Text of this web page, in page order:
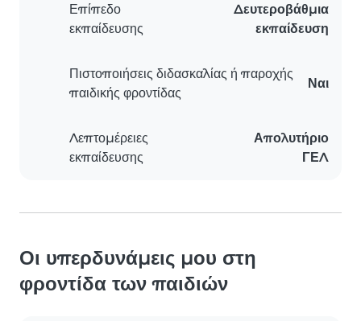
Επίπεδο
εκπαίδευσης
Δευτεροβάθμια
εκπαίδευση
Πιστοποιήσεις διδασκαλίας ή παροχής
παιδικής φροντίδας
Ναι
Λεπτομέρειες
εκπαίδευσης
Απολυτήριο
ΓΕΛ
Οι υπερδυνάμεις μου στη
φροντίδα των παιδιών